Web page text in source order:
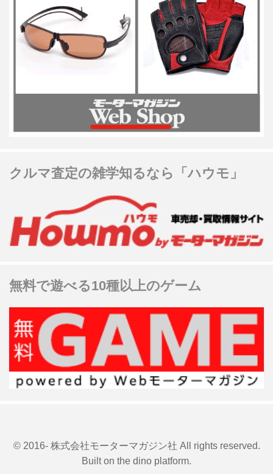
クルマ査定の雑学知るなら「ハウモ」
無料で遊べる10種以上のゲーム
© 2016- 株式会社モーターマガジン社 All rights reserved.
Built on the dino platform.